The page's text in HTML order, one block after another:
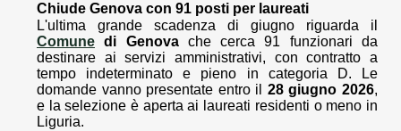
Chiude Genova con 91 posti per laureati
L'ultima grande scadenza di giugno riguarda il
Comune di Genovache cerca 91 funzionari da
destinare ai servizi amministrativi, con contratto a
tempo indeterminato e pieno in categoria D. Le
domande vanno presentate entro il 28 giugno 2026,
e la selezione è aperta ai laureati residenti o meno in
Liguria.